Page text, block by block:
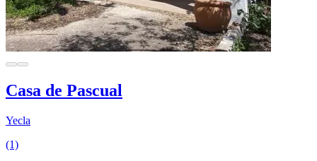
Casa de Pascual
Yecla
(1)